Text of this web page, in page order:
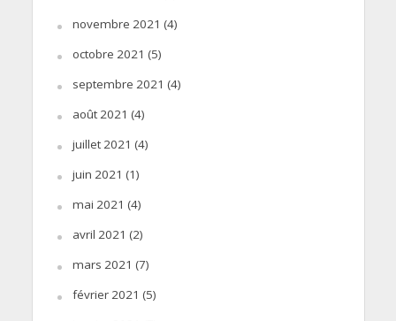
novembre 2021 (4)
octobre 2021 (5)
septembre 2021 (4)
août 2021 (4)
juillet 2021 (4)
juin 2021 (1)
mai 2021 (4)
avril 2021 (2)
mars 2021 (7)
février 2021 (5)